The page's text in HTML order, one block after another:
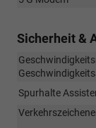
Sicherheit &
Spurhalte